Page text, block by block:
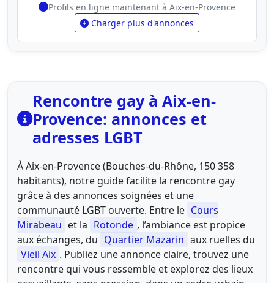
Profils en ligne maintenant à Aix-en-Provence
Charger plus d'annonces
Rencontre gay à Aix-en-
Provence: annonces et
adresses LGBT
À Aix-en-Provence (Bouches-du-Rhône, 150 358
habitants), notre guide facilite la rencontre gay
grâce à des annonces soignées et une
communauté LGBT ouverte. Entre le Cours
Mirabeau et la Rotonde , l’ambiance est propice
aux échanges, du Quartier Mazarin aux ruelles du
Vieil Aix . Publiez une annonce claire, trouvez une
rencontre qui vous ressemble et explorez des lieux